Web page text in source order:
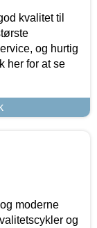
kvalitet til
og hurtig
her for at se
moderne
og